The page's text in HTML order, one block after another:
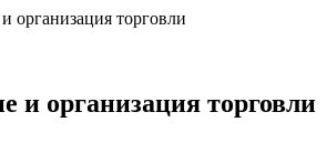
организация торговли
и организация торговли